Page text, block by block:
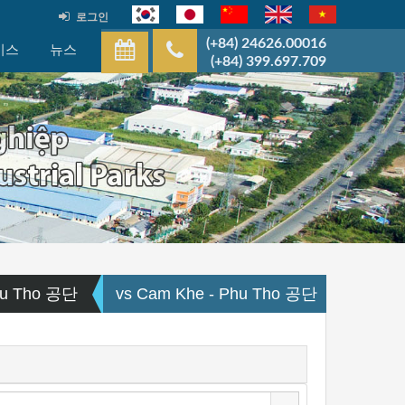
로그인
(+84) 24626.00016
(+84) 399.697.709
스 뉴스
Tho 공단 vs Cam Khe - Phu Tho 공단